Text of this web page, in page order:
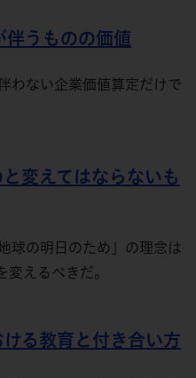
うものの価値
わない企業価値算定だけで
変えてはならないも
球の明日のため」の理念は
変えるべきだ。
る教育と付き合い方